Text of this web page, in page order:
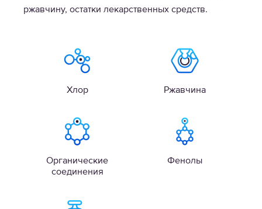
ржавчину, остатки лекарственных средств.
Хлор Ржавчина
Органические
соединения
Фенолы